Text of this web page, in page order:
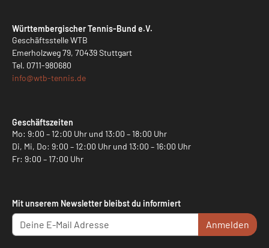
Württembergischer Tennis-Bund e.V.
Geschäftsstelle WTB
Emerholzweg 79, 70439 Stuttgart
Tel. 0711-980680
info@wtb-tennis.de
Geschäftszeiten
Mo: 9:00 – 12:00 Uhr und 13:00 – 18:00 Uhr
Di, Mi, Do: 9:00 – 12:00 Uhr und 13:00 – 16:00 Uhr
Fr: 9:00 – 17:00 Uhr
Mit unserem Newsletter bleibst du informiert
Anmelden